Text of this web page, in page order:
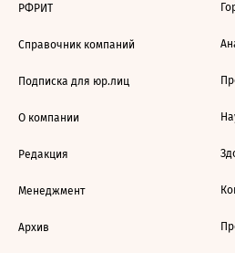
РФРИТ
Справочник компаний
Подписка для юр.лиц
О компании
Редакция
Менеджмент
Архив